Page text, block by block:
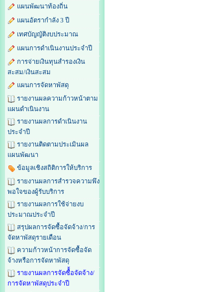
แผนพัฒนาท้องถิ่น
แผนอัตรากำลัง 3 ปี
เทศบัญญัติงบประมาณ
แผนการดำเนินงานประจำปี
การจ่ายเงินทุนสำรองเงิน
สะสม/เงินสะสม
แผนการจัดหาพัสดุ
รายงานผลความก้าวหน้าตาม
แผนดำเนินงาน
รายงานผลการดำเนินงาน
ประจำปี
รายงานติดตามประเมินผล
แผนพัฒนา
ข้อมูลเชิงสถิติการให้บริการ
รายงานผลการสำรวจความพึง
พอใจของผู้รับบริการ
รายงานผลการใช้จ่ายงบ
ประมาณประจำปี
สรุปผลการจัดซื้อจัดจ้าง/การ
จัดหาพัสดุรายเดือน
ความก้าวหน้าการจัดซื้อจัด
จ้างหรือการจัดหาพัสดุ
รายงานผลการจัดซื้้อจัดจ้าง/
การจัดหาพัสดุประจำปี